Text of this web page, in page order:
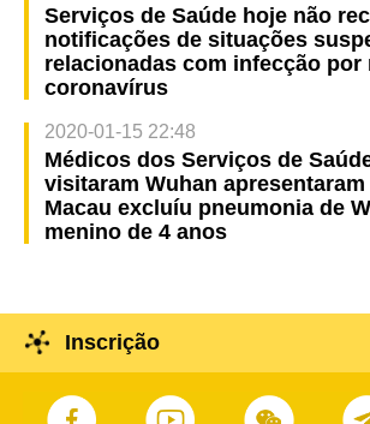
Serviços de Saúde hoje não
notificações de situações
relacionadas com infecção por
coronavírus
2020-01-15 22:48
Médicos dos Serviços de
visitaram Wuhan
Macau excluíu pneumonia de
menino de 4 anos
Inscrição